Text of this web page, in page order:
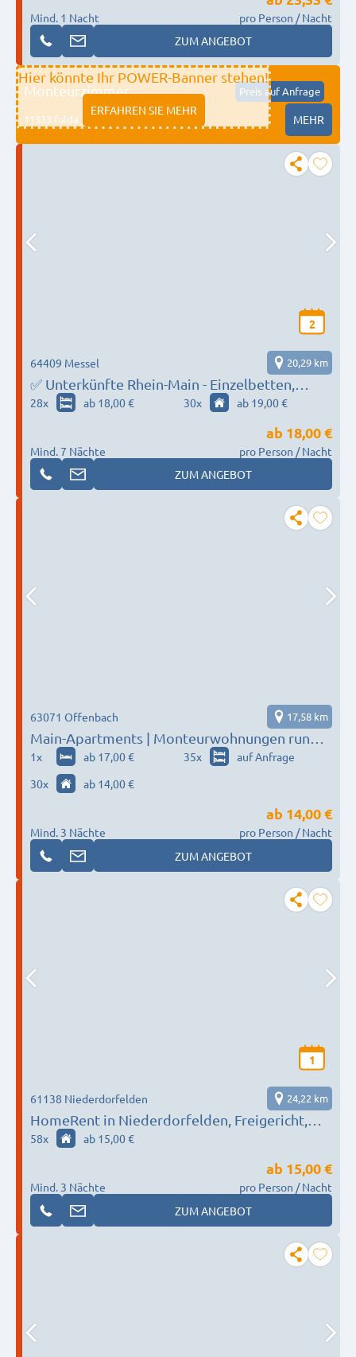
Mind. 1 Nacht
pro Person / Nacht
ZUM ANGEBOT
Hier könnte Ihr POWER-Banner stehen!
ERFAHREN SIE MEHR
Monteurzimmer Preis auf Anfrage
11333 fulda MEHR
2
✅ Unterkünfte Rhein-Main - Einzelbetten,
WLAN, Waschmaschine, Parkplätze und mehr
64409 Messel 20,29 km
28x ab 18,00 € 30x ab 19,00 €
Mind. 7 Nächte
ab 18,00 €
pro Person / Nacht
ZUM ANGEBOT
Main-Apartments | Monteurwohnungen rund
um Frankfurt
63071 Offenbach 17,58 km
1x ab 17,00 € 35x
auf Anfrage
30x ab 14,00 €
Mind. 3 Nächte
ab 14,00 €
pro Person / Nacht
ZUM ANGEBOT
1
HomeRent in Niederdorfelden, Freigericht,
Hanau HR-55124-niederdorfelden
61138 Niederdorfelden 24,22 km
58x ab 15,00 €
Mind. 3 Nächte
ab 15,00 €
pro Person / Nacht
ZUM ANGEBOT